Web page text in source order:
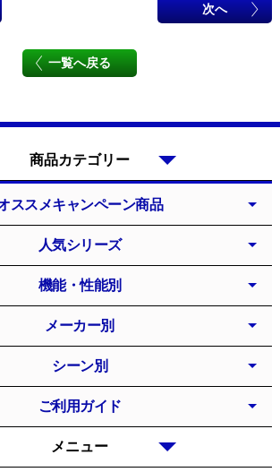
次へ
一覧へ戻る
メニュー
ススメキャンペーン商品
人気シリーズ
機能・性能別
メーカー別
シーン別
ご利用ガイド
商品カテゴリー